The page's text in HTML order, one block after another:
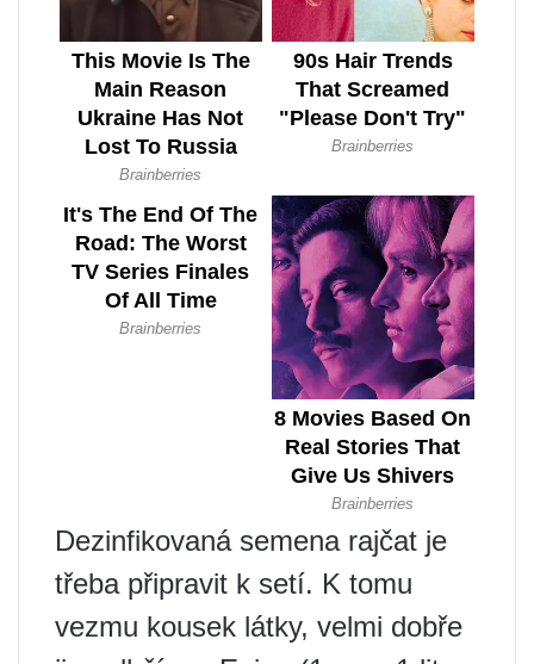
Dezinfikovaná semena rajčat je
třeba připravit k setí. K tomu
vezmu kousek látky, velmi dobře